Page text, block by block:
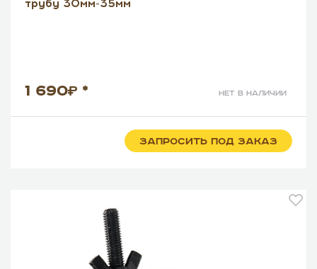
трубу 30мм-35мм
1 690 * нет в наличии
ЗАПРОСИТЬ ПОД ЗАКАЗ